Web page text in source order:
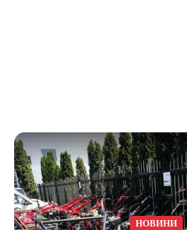
НОВИНИ